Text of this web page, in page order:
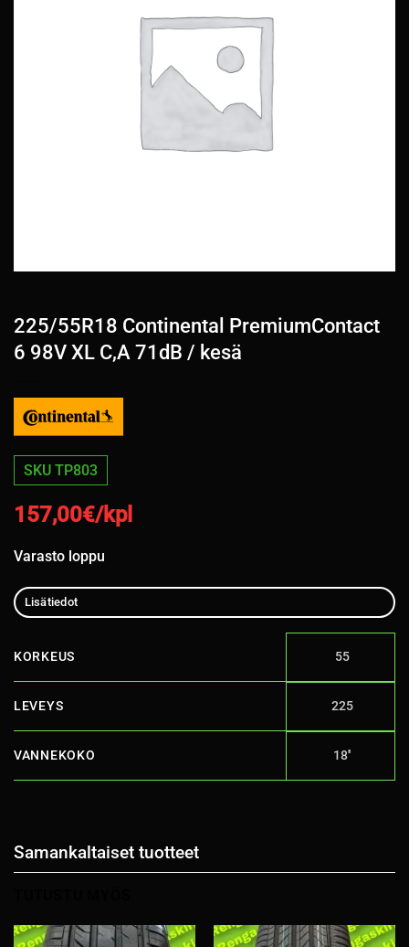
225/55R18 Continental PremiumContact
6 98V XL C,A 71dB / kesä
SKU TP803
157,00€/kpl
Varasto loppu
Lisätiedot
KORKEUS 55
LEVEYS 225
VANNEKOKO 18''
Samankaltaiset tuotteet